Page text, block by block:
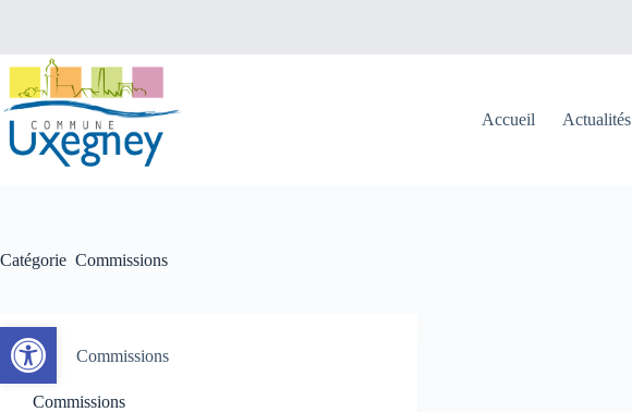
Ouvrir la barre d’outils
Accueil Actualités
Catégorie Commissions
Commissions
Commissions